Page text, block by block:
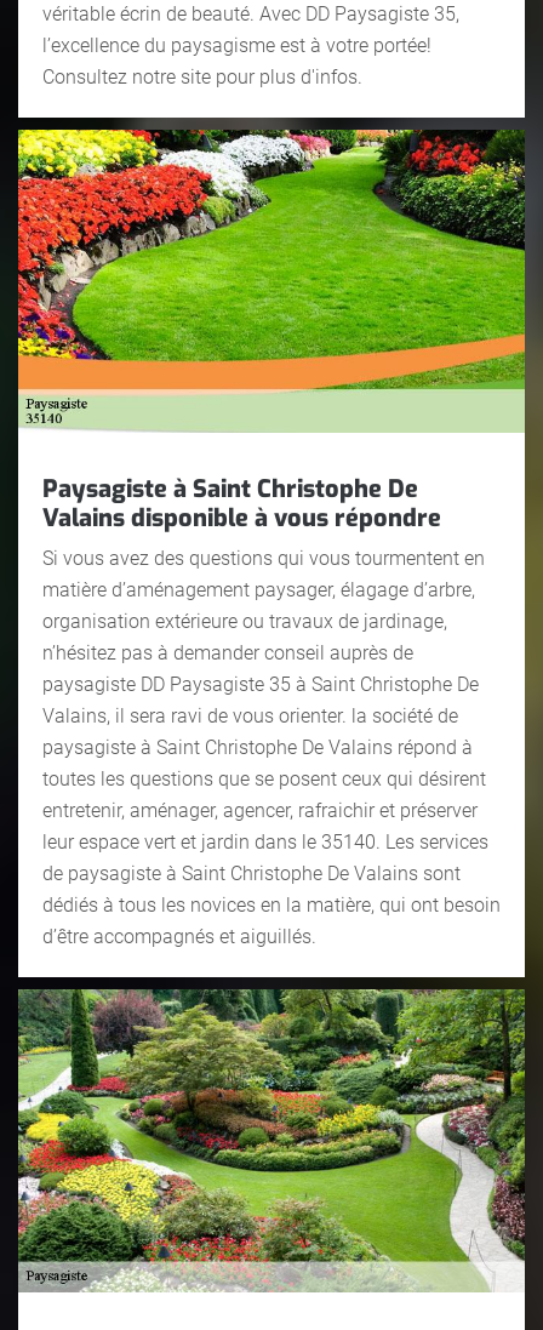
véritable écrin de beauté. Avec DD Paysagiste 35,
l’excellence du paysagisme est à votre portée!
Consultez notre site pour plus d'infos.
Paysagiste à Saint Christophe De
Valains disponible à vous répondre
Si vous avez des questions qui vous tourmentent en
matière d’aménagement paysager, élagage d’arbre,
organisation extérieure ou travaux de jardinage,
n’hésitez pas à demander conseil auprès de
paysagiste DD Paysagiste 35 à Saint Christophe De
Valains, il sera ravi de vous orienter. la société de
paysagiste à Saint Christophe De Valains répond à
toutes les questions que se posent ceux qui désirent
entretenir, aménager, agencer, rafraichir et préserver
leur espace vert et jardin dans le 35140. Les services
de paysagiste à Saint Christophe De Valains sont
dédiés à tous les novices en la matière, qui ont besoin
d’être accompagnés et aiguillés.